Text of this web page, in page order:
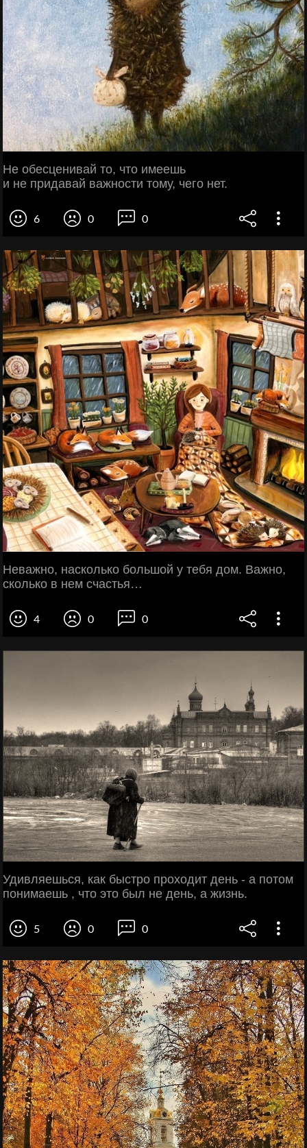
Не обесценивай то, что имеешь
и не придавай важности тому, чего нет.
6 0 0
Неважно, насколько большой у тебя дом. Важно,
сколько в нем счастья…
4 0 0
Удивляешься, как быстро проходит день - а потом
понимаешь , что это был не день, а жизнь.
5 0 0